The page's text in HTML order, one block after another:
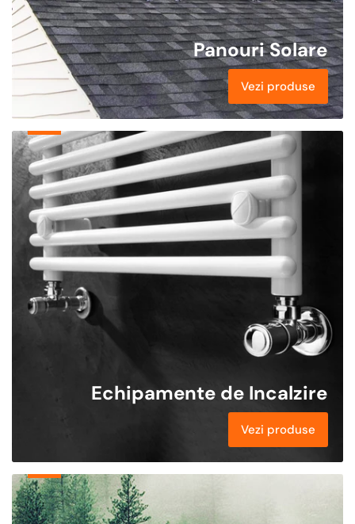
Panouri Solare
Vezi produse
Echipamente
de
Incalzire
Echipamente de Incalzire
Vezi produse
Pachete
Pompe
de